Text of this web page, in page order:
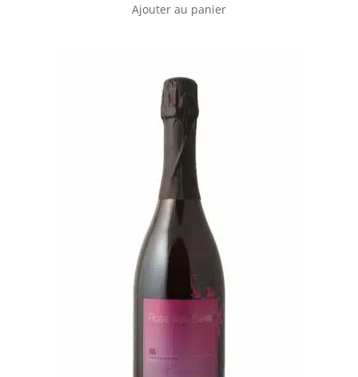
initial
actuel
Ajouter au panier